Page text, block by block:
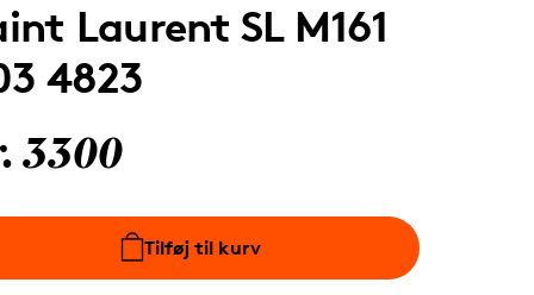
Laurent SL M161
4823
3300
Tilføj til kurv